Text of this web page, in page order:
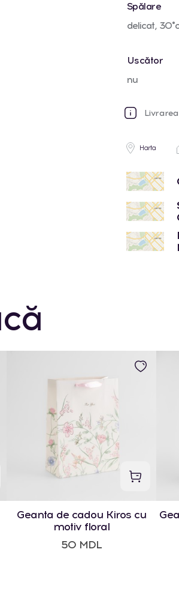
Spălare
delicat, 30°c
Uscător
nu
Harta
Geanta de cadou Kiros cu
motiv floral
50 MDL